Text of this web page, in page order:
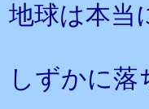
地球は本当
しずかに